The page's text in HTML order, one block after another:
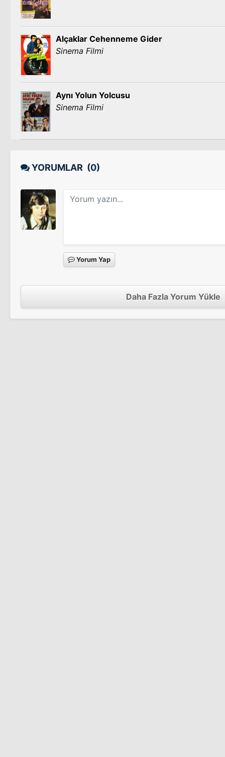
Alçaklar Cehenneme Gider
Sinema Filmi
Aynı Yolun Yolcusu
Sinema Filmi
YORUMLAR (0)
Yorum Yap
Daha Fazla Yorum Yükle